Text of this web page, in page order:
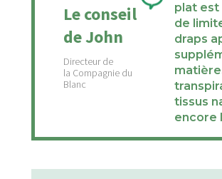
Le conseil
de John
plat est
de
draps
tissus
encore